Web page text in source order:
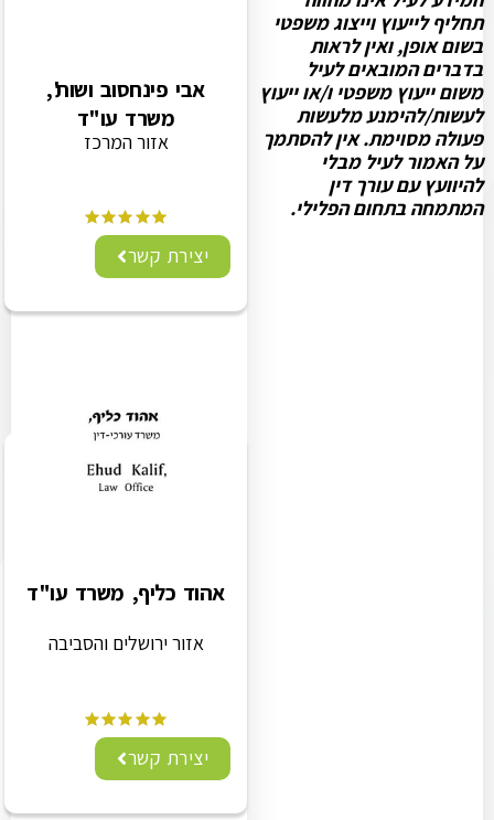
תחליף לייעוץ וייצוג משפטי
בשום אופן, ואין לראות
בדברים המובאים לעיל
משום ייעוץ משפטי ו/או ייעוץ
לעשות/להימנע מלעשות
פעולה מסוימת. אין להסתמך
על האמור לעיל מבלי
להיוועץ עם עורך דין
המתמחה בתחום הפלילי.
אבי פינחסוב ושות',
משרד עו"ד
אזור המרכז
יצירת קשר
אהוד כליף, משרד עו"ד
אזור ירושלים והסביבה
יצירת קשר